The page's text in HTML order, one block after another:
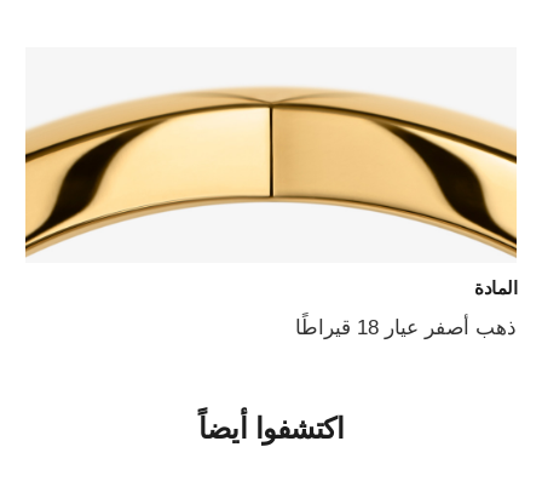
المادة
ذهب أصفر عيار 18 قيراطًا
اكتشفوا أيضاً